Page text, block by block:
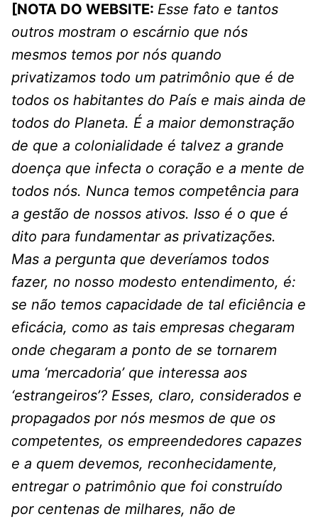
[NOTA DO WEBSITE: Esse fato e tantos
outros mostram o escárnio que nós
mesmos temos por nós quando
privatizamos todo um patrimônio que é de
todos os habitantes do País e mais ainda de
todos do Planeta. É a maior demonstração
de que a colonialidade é talvez a grande
doença que infecta o coração e a mente de
todos nós. Nunca temos competência para
a gestão de nossos ativos. Isso é o que é
dito para fundamentar as privatizações.
Mas a pergunta que deveríamos todos
fazer, no nosso modesto entendimento, é:
se não temos capacidade de tal eficiência e
eficácia, como as tais empresas chegaram
onde chegaram a ponto de se tornarem
uma ‘mercadoria’ que interessa aos
‘estrangeiros’? Esses, claro, considerados e
propagados por nós mesmos de que os
competentes, os empreendedores capazes
e a quem devemos, reconhecidamente,
entregar o patrimônio que foi construído
por centenas de milhares, não de